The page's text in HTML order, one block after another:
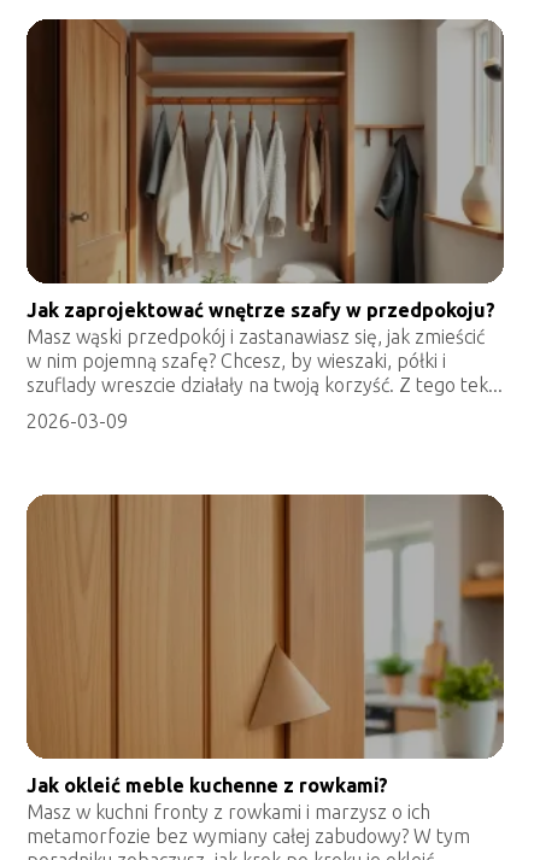
Jak zaprojektować wnętrze szafy w przedpokoju?
Masz wąski przedpokój i zastanawiasz się, jak zmieścić
w nim pojemną szafę? Chcesz, by wieszaki, półki i
szuflady wreszcie działały na twoją korzyść. Z tego tek...
2026-03-09
Jak okleić meble kuchenne z rowkami?
Masz w kuchni fronty z rowkami i marzysz o ich
metamorfozie bez wymiany całej zabudowy? W tym